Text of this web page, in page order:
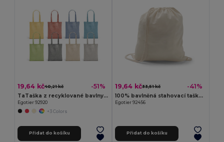
19,64 kč40,21 kč -51%
TaTaška z recyklované bavlny (70 %) a polyesteru (30 % rPET) (140 g/m²)
Egotier 92920
+3 Colors
Přidat do košíku
19,64 kč33,51 kč -41%
100% bavlněná stahovací taška (103 g/m²)
Egotier 92456
Přidat do košíku